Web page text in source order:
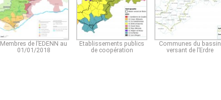
Membres de l’EDENN au
01/01/2018
Etablissements publics
de coopération
Communes du bassin
versant de l’Erdre